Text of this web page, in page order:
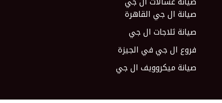
صيانة ال جي القاهرة
صيانة ثلاجات ال جي
فروع ال جي في الجيزة
صيانة ميكروويف ال جي